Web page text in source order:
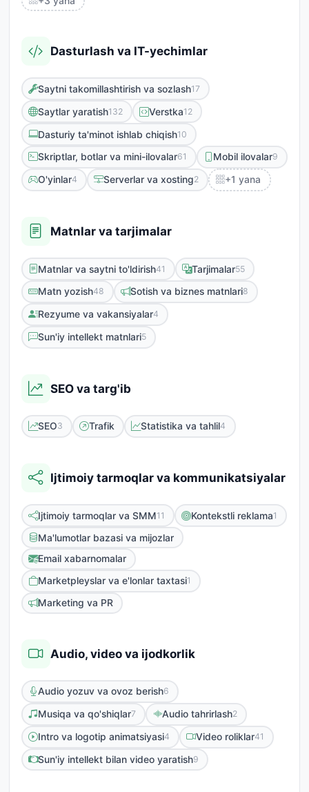
Dasturlash va IT-yechimlar
Saytni takomillashtirish va sozlash17
Saytlar yaratish132 Verstka12
Dasturiy ta'minot ishlab chiqish10
Skriptlar, botlar va mini-ilovalar61 Mobil ilovalar9
O'yinlar4 Serverlar va xosting2 +1 yana
Matnlar va tarjimalar
Matnlar va saytni to'ldirish41 Tarjimalar55
Matn yozish48 Sotish va biznes matnlari8
Rezyume va vakansiyalar4
Sun'iy intellekt matnlari5
SEO va targ'ib
SEO3 Trafik Statistika va tahlil4
Ijtimoiy tarmoqlar va kommunikatsiyalar
Ijtimoiy tarmoqlar va SMM11 Kontekstli reklama1
Ma'lumotlar bazasi va mijozlar
Email xabarnomalar
Marketpleyslar va e'lonlar taxtasi1
Marketing va PR
Audio, video va ijodkorlik
Audio yozuv va ovoz berish6
Musiqa va qo'shiqlar7 Audio tahrirlash2
Intro va logotip animatsiyasi4 Video roliklar41
Sun'iy intellekt bilan video yaratish9